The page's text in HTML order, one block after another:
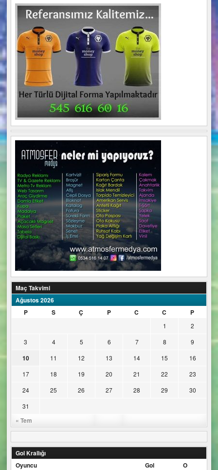
Maç Takvimi
Ağustos 2026
P
S Ç P C C P
« Tem
1
2
3
4 5 6 7 8 9
10 11 12 13 14 15
16
17
18 19 20 21 22
23
24
25 26 27 28 29
30
31
Gol Krallığı
Oyuncu
Gol O